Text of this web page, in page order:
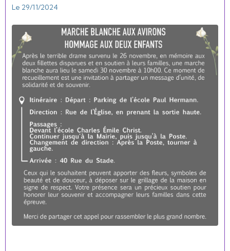
Le 29/11/2024